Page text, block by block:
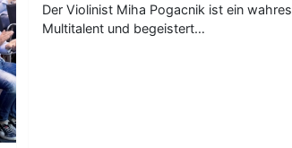
Der Violinist Miha Pogacnik ist ein wahres
Multitalent und begeistert…